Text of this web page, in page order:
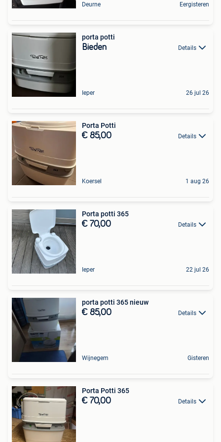
Deurne Eergisteren
porta potti
Bieden Details
Ieper 26 jul 26
Porta Potti
€ 85,00 Details
Koersel 1 aug 26
Porta potti 365
€ 70,00 Details
Ieper 22 jul 26
porta potti 365 nieuw
€ 85,00 Details
Wijnegem Gisteren
Porta Potti 365
€ 70,00 Details